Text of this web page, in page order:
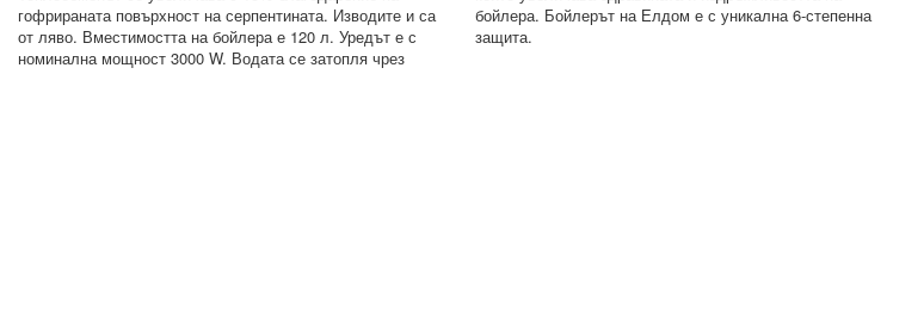
гофрираната повърхност на серпентината. Изводите и са
от ляво. Вместимостта на бойлера е 120 л. Уредът е с
номинална мощност 3000 W. Водата се затопля чрез
бойлера. Бойлерът на Елдом е с уникална 6-степенна
защита.